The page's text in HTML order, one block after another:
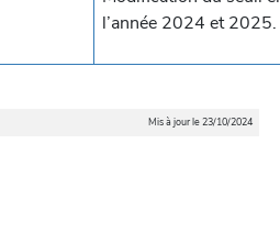
l’année 2024 et 2025.
Mis à jour le 23/10/2024